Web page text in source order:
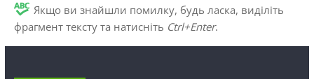
Якщо ви знайшли помилку, будь ласка, виділіть
фрагмент тексту та натисніть Ctrl+Enter.